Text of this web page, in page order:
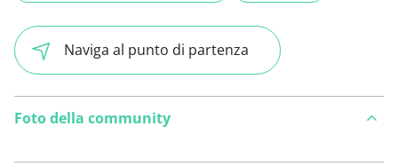
Naviga al punto di partenza
Foto della community